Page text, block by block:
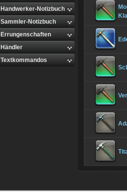
Handwerker-Notizbuch
Sammler-Notizbuch
Errungenschaften
Händler
Textkommandos